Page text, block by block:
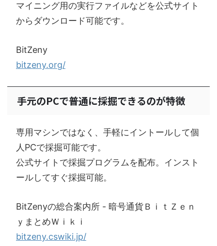
マイニング用の実行ファイルなどを公式サイト
からダウンロード可能です。
BitZeny
bitzeny.org/
手元のPCで普通に採掘できるのが特徴
専用マシンではなく、手軽にイントールして個
人PCで採掘可能です。
公式サイトで採掘プログラムを配布。インスト
ールしてすぐ採掘可能。
BitZenyの総合案内所 - 暗号通貨ＢｉｔＺｅｎ
ｙまとめＷｉｋｉ
bitzeny.cswiki.jp/